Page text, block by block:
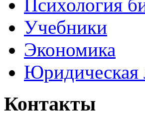
Психология
Учебники
Экономика
Юридическая
Контакты